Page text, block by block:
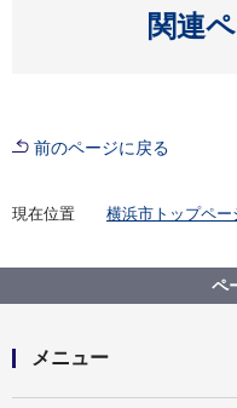
関連
前のページに戻る
現在位置 横浜市トップペー
子供の読書活動
校」「北綱島特
ペ
メニュー